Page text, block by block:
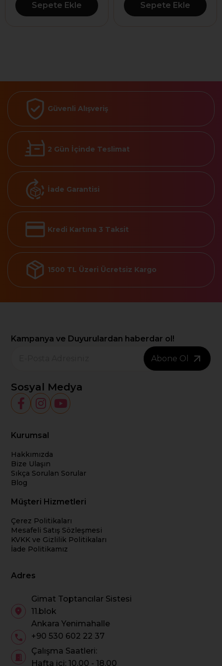
Sepete Ekle Sepete Ekle
Güvenli Alışveriş
2 Gün İçinde Teslimat
İade Garantisi
Kredi Kartına 3 Taksit
1500 TL Üzeri Ücretsiz Kargo
Kampanya ve Duyurulardan haberdar ol!
Abone Ol
Sosyal Medya
Kurumsal
Hakkımızda
Bize Ulaşın
Sıkça Sorulan Sorular
Blog
Müşteri Hizmetleri
Çerez Politikaları
Mesafeli Satış Sözleşmesi
KVKK ve Gizlilik Politikaları
İade Politikamız
Adres
Gimat Toptancılar Sistesi
11.blok
Ankara Yenimahalle
+90 530 602 22 37
Çalışma Saatleri:
Hafta içi: 10.00 - 18.00